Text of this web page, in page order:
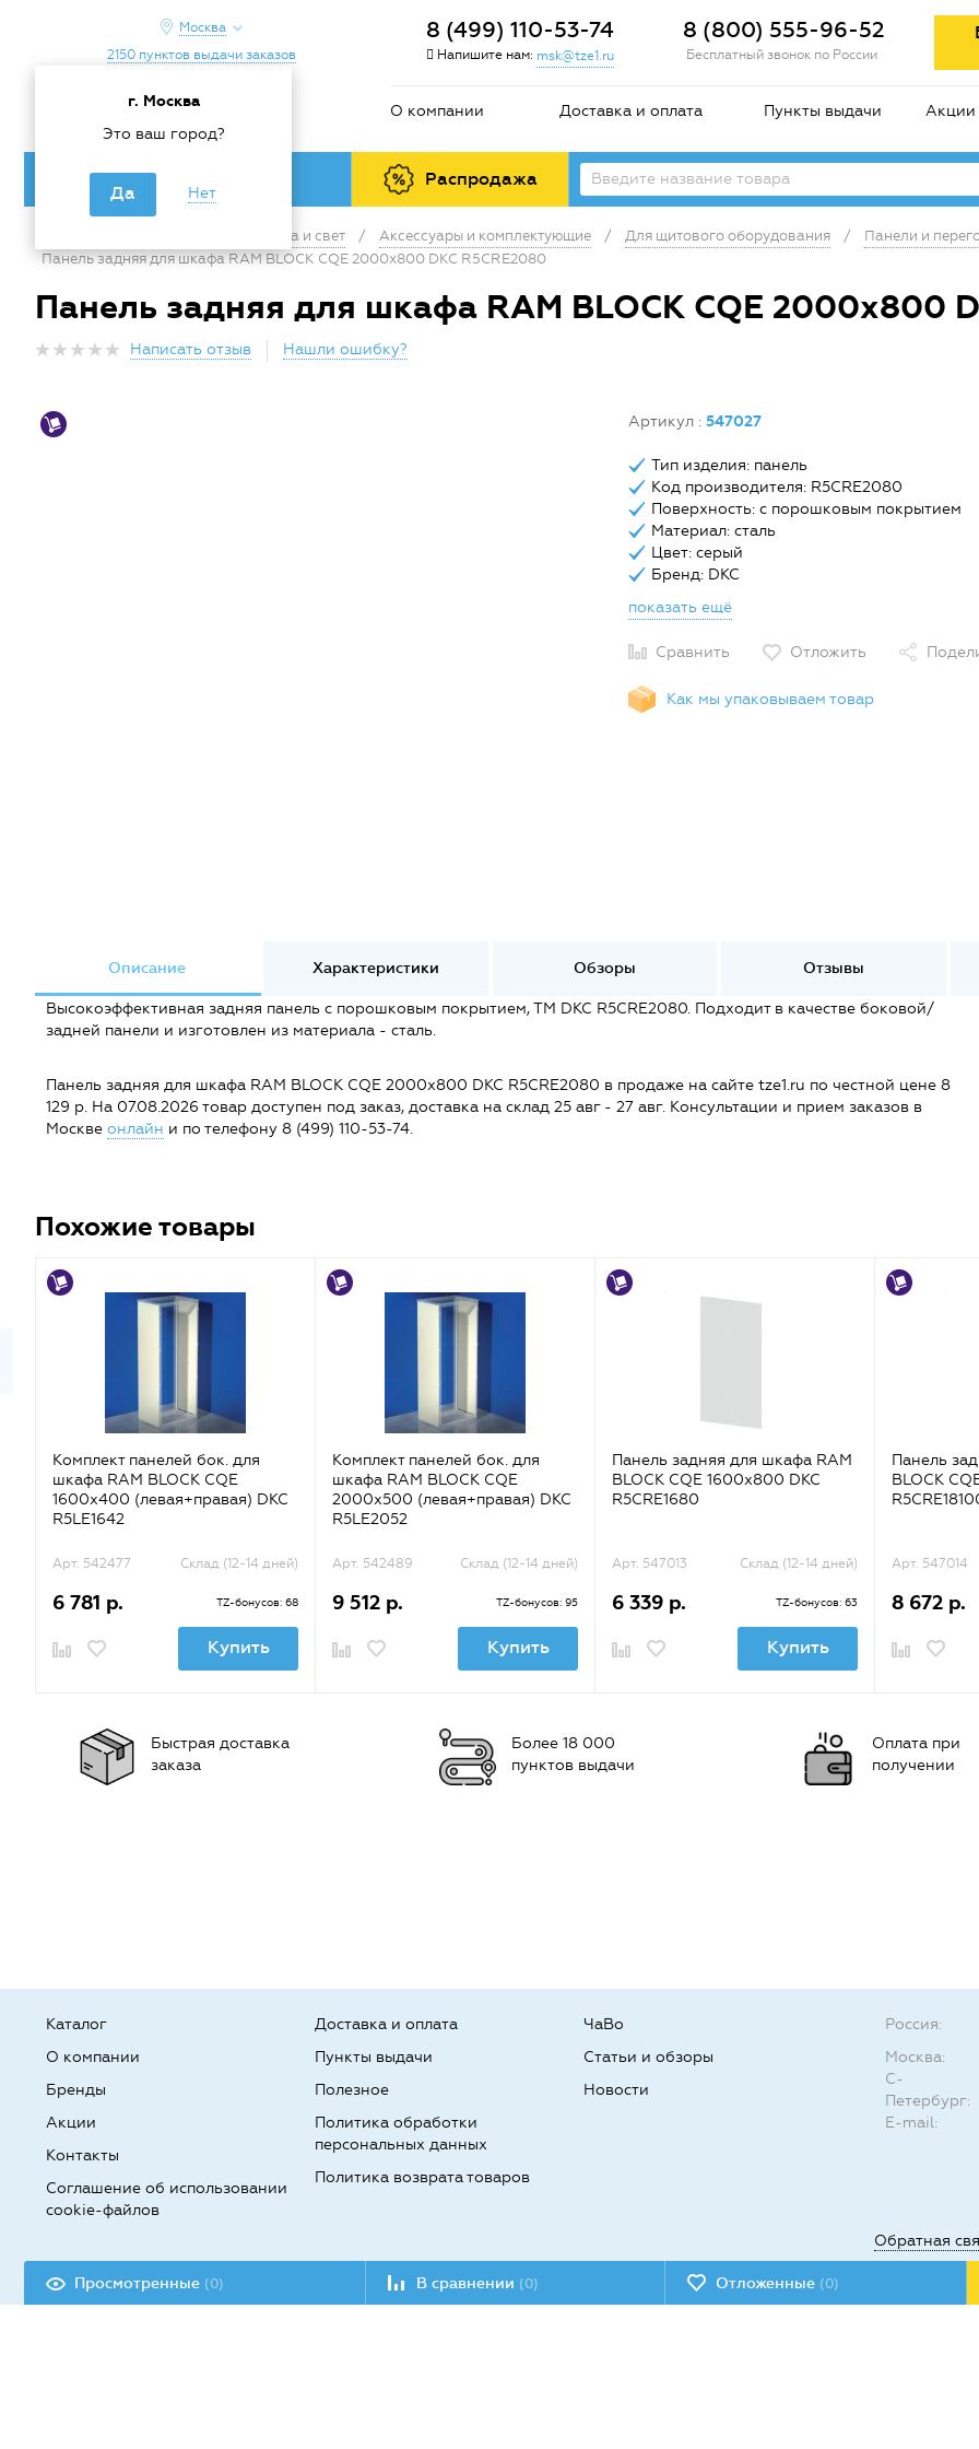
Москва
г. Москва
Это ваш город?
Да Нет
2150 пунктов выдачи заказов
8 (499) 110-53-74
Напишите нам: msk@tze1.ru
8 (800) 555-96-52
Бесплатный звонок по России
О компании Доставка и оплата Пункты выдачи Акции
Каталог товаров Распродажа
Электрика и свет / Аксессуары и комплектующие / Для щитового оборудования / Панели и
Панель задняя для шкафа RAM BLOCK CQE 2000х800 DKC R5CRE2080
Панель задняя для шкафа RAM BLOCK CQE 2000х800
Написать отзыв Нашли ошибку?
Артикул : 547027
Тип изделия: панель
Код производителя: R5CRE2080
Поверхность: с порошковым покрытием
Материал: сталь
Цвет: серый
Бренд: DKC
показать ещё
Сравнить Отложить
Как мы упаковываем товар
Описание Характеристики Обзоры Отзывы
Высокоэффективная задняя панель с порошковым покрытием, ТМ DKC R5CRE2080. Подходит в качестве боковой/
задней панели и изготовлен из материала - сталь.
Панель задняя для шкафа RAM BLOCK CQE 2000х800 DKC R5CRE2080 в продаже на сайте tze1.ru по честной цене 8
129 р. На 07.08.2026 товар доступен под заказ, доставка на склад 25 авг - 27 авг. Консультации и прием заказов в
Москве онлайн и по телефону 8 (499) 110-53-74.
Похожие товары
Комплект панелей бок. для
шкафа RAM BLOCK CQE
1600х400 (левая+правая) DKC
R5LE1642
Арт. 542477 Склад (12-14 дней)
6 781 р. TZ-бонусов: 68
Купить
Комплект панелей бок. для
шкафа RAM BLOCK CQE
2000х500 (левая+правая) DKC
R5LE2052
Арт. 542489 Склад (12-14 дней)
9 512 р. TZ-бонусов: 95
Купить
Панель задняя для шкафа RAM
BLOCK CQE 1600х800 DKC
R5CRE1680
Арт. 547013 Склад (12-14 дней)
6 339 р. TZ-бонусов: 63
Купить
Панель
BLOCK
Арт. 547014
8 672 р.
Быстрая доставка
заказа
Более 18 000
пунктов выдачи
Оплата при
получении
Каталог
О компании
Бренды
Доставка и оплата
Пункты выдачи
Полезное
ЧаВо
Статьи и обзоры
Новости
Акции
Контакты
Соглашение об использовании
cookie-файлов
Политика обработки
персональных данных
Политика возврата товаров
Разработка сайта:
Россия:
Москва:
С-
Петербург:
E-mail:
Обратная
Просмотренные (0) В сравнении (0) Отложенные (0)